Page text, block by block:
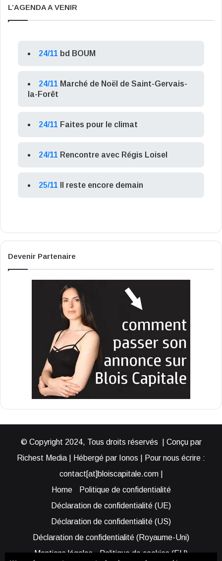
L’AGENDA A VENIR
24/11 bd BOUM
24/11 Marché de Noël de Saint-Gervais-
la-Forêt
24/11 Faites pour le climat
24/11 Rencontre avec Régis Loisel
25/11 Il reste encore demain
Devenir Partenaire
© Copyright 2024, Tous droits réservés | Conçu par
Richest Media | Hébergé par Ionos | Pour nous écrire :
contact[at]bloiscapitale.com |
Home
Politique de confidentialité
Déclaration de confidentialité (UE)
Déclaration de confidentialité (US)
Déclaration de confidentialité (Royaume-Uni)
Mentions légales
Politique de cookies (EU)